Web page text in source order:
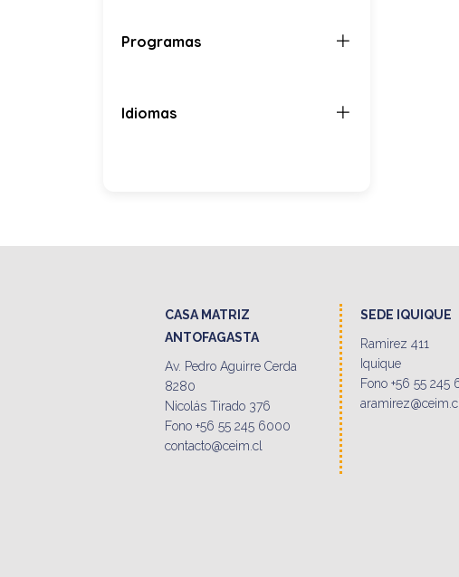
Programas
Idiomas
CASA MATRIZ
ANTOFAGASTA
Av. Pedro Aguirre Cerda
8280
Nicolás Tirado 376
Fono +56 55 245 6000
contacto@ceim.cl
SEDE IQUIQUE
Ramirez 411
Iquique
Fono +56 55 245
aramirez@ceim.cl